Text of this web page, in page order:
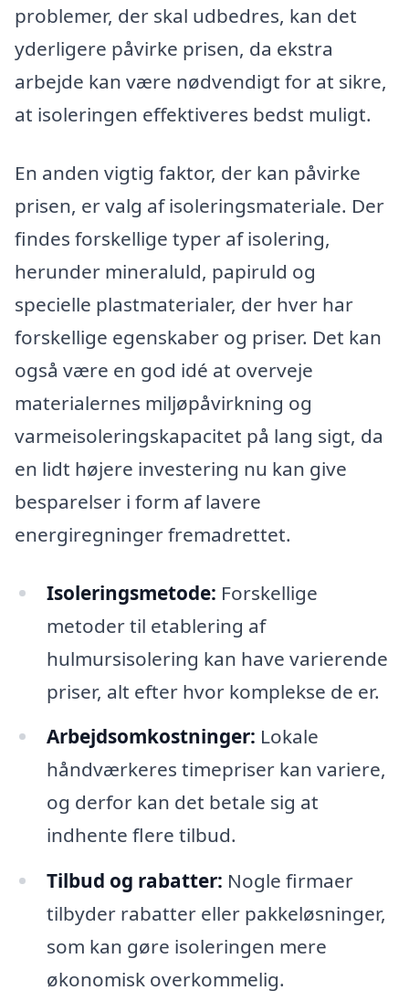
problemer, der skal udbedres, kan det
yderligere påvirke prisen, da ekstra
arbejde kan være nødvendigt for at sikre,
at isoleringen effektiveres bedst muligt.
En anden vigtig faktor, der kan påvirke
prisen, er valg af isoleringsmateriale. Der
findes forskellige typer af isolering,
herunder mineraluld, papiruld og
specielle plastmaterialer, der hver har
forskellige egenskaber og priser. Det kan
også være en god idé at overveje
materialernes miljøpåvirkning og
varmeisoleringskapacitet på lang sigt, da
en lidt højere investering nu kan give
besparelser i form af lavere
energiregninger fremadrettet.
Isoleringsmetode: Forskellige
metoder til etablering af
hulmursisolering kan have varierende
priser, alt efter hvor komplekse de er.
Arbejdsomkostninger: Lokale
håndværkeres timepriser kan variere,
og derfor kan det betale sig at
indhente flere tilbud.
Tilbud og rabatter: Nogle firmaer
tilbyder rabatter eller pakkeløsninger,
som kan gøre isoleringen mere
økonomisk overkommelig.